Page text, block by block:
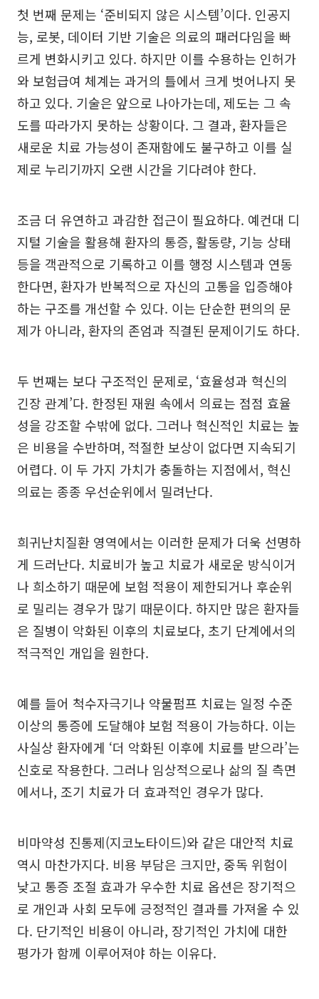
첫 번째 문제는 ‘준비되지 않은 시스템’이다. 인공지
능, 로봇, 데이터 기반 기술은 의료의 패러다임을 빠
르게 변화시키고 있다. 하지만 이를 수용하는 인허가
와 보험급여 체계는 과거의 틀에서 크게 벗어나지 못
하고 있다. 기술은 앞으로 나아가는데, 제도는 그 속
도를 따라가지 못하는 상황이다. 그 결과, 환자들은
새로운 치료 가능성이 존재함에도 불구하고 이를 실
제로 누리기까지 오랜 시간을 기다려야 한다.
조금 더 유연하고 과감한 접근이 필요하다. 예컨대 디
지털 기술을 활용해 환자의 통증, 활동량, 기능 상태
등을 객관적으로 기록하고 이를 행정 시스템과 연동
한다면, 환자가 반복적으로 자신의 고통을 입증해야
하는 구조를 개선할 수 있다. 이는 단순한 편의의 문
제가 아니라, 환자의 존엄과 직결된 문제이기도 하다.
두 번째는 보다 구조적인 문제로, ‘효율성과 혁신의
긴장 관계’다. 한정된 재원 속에서 의료는 점점 효율
성을 강조할 수밖에 없다. 그러나 혁신적인 치료는 높
은 비용을 수반하며, 적절한 보상이 없다면 지속되기
어렵다. 이 두 가지 가치가 충돌하는 지점에서, 혁신
의료는 종종 우선순위에서 밀려난다.
희귀난치질환 영역에서는 이러한 문제가 더욱 선명하
게 드러난다. 치료비가 높고 치료가 새로운 방식이거
나 희소하기 때문에 보험 적용이 제한되거나 후순위
로 밀리는 경우가 많기 때문이다. 하지만 많은 환자들
은 질병이 악화된 이후의 치료보다, 초기 단계에서의
적극적인 개입을 원한다.
예를 들어 척수자극기나 약물펌프 치료는 일정 수준
이상의 통증에 도달해야 보험 적용이 가능하다. 이는
사실상 환자에게 ‘더 악화된 이후에 치료를 받으라’는
신호로 작용한다. 그러나 임상적으로나 삶의 질 측면
에서나, 조기 치료가 더 효과적인 경우가 많다.
비마약성 진통제(지코노타이드)와 같은 대안적 치료
역시 마찬가지다. 비용 부담은 크지만, 중독 위험이
낮고 통증 조절 효과가 우수한 치료 옵션은 장기적으
로 개인과 사회 모두에 긍정적인 결과를 가져올 수 있
다. 단기적인 비용이 아니라, 장기적인 가치에 대한
평가가 함께 이루어져야 하는 이유다.